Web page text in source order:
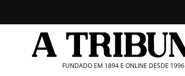
FUNDADO EM 1894 E ONLINE DESDE 1996